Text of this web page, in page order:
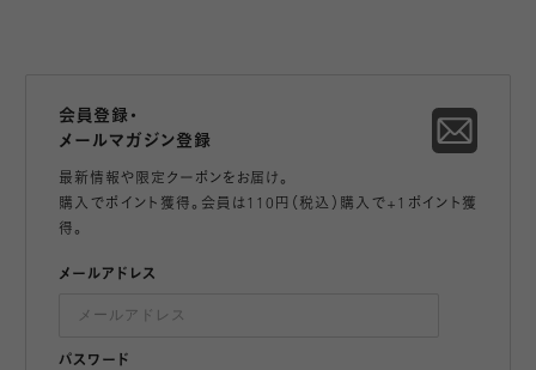
会員登録・
メールマガジン登録
最新情報や限定クーポンをお届け。
購入でポイント獲得。会員は110円（税込）購入で+1ポイント獲
得。
メールアドレス
パスワード